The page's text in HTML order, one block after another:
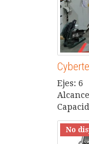
Ejes: 6
No